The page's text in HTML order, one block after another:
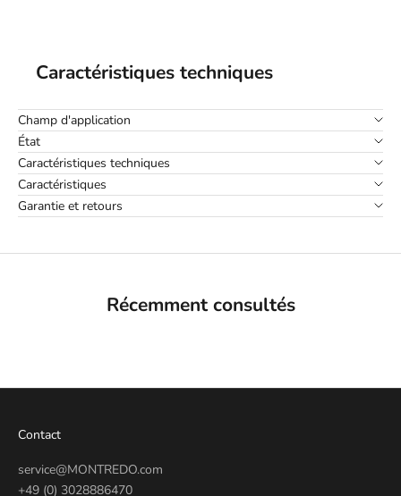
Caractéristiques techniques
Champ d'application
État
Caractéristiques techniques
Caractéristiques
Garantie et retours
Récemment consultés
Contact
service@MONTREDO.com
+49 (0) 3028886470